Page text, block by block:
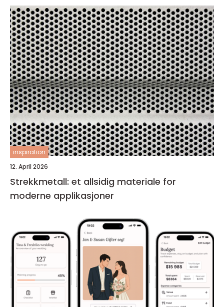
inspiration
12. April 2026
Strekkmetall: et allsidig materiale for
moderne applikasjoner